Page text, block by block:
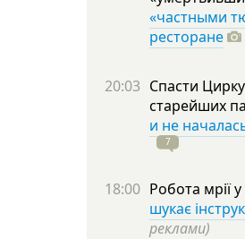
«частными
ресторане
20:03 Спасти
старейших
и не
7
18:00 Робота мрії
шукає
реклами)